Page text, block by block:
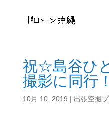
祝☆島谷ひ
撮影に同行
10月 10, 2019 | 出張空撮